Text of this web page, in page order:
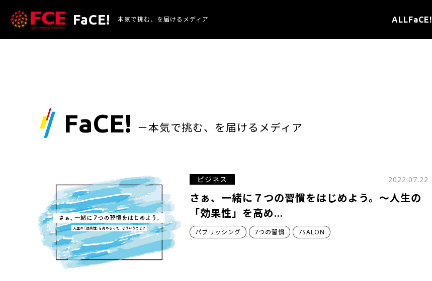
FaCE! 本気で挑む、を届けるメディア ALLFaCE!
FaCE! －本気で挑む、を届けるメディア
ビジネス 2022.07.22
さぁ、一緒に７つの習慣をはじめよう。～人生の
「効果性」を高め…
パブリッシング 7つの習慣 7SALON